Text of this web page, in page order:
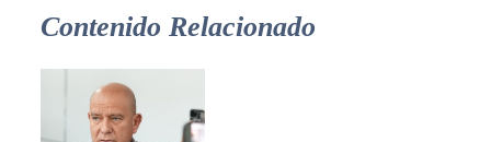
Contenido Relacionado